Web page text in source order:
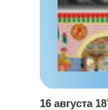
16 августа